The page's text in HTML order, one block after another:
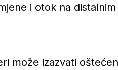
i otok na
može izazvati